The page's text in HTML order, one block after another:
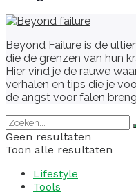
Beyond Failure is de
die de grenzen van hun
Hier vind je de rauwe
verhalen en tips die je
de angst voor falen
Geen resultaten
Toon alle resultaten
Lifestyle
Tools